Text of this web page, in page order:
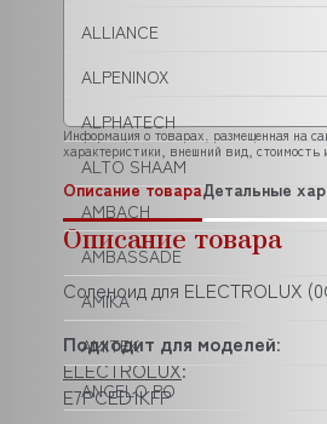
ALLIANCE
ALPENINOX
ALPHATECH
ALTO SHAAM
AMBACH
AMBASSADE
AMIKA
AMITEK
ANGELO PO
Информация о товарах, размещенная на
характеристики, внешний вид, стоимость
Описание товараДетальные
Описание товара
Соленоид для ELECTROLUX
Подходит для моделей:
ELECTROLUX:
E7PCED1KFP